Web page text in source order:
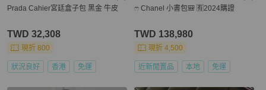
Prada Cahier宮廷盒子包 黑金 牛皮
TWD 32,308
現折 800
狀況良好 香港 免運
ෆ Chanel 小書包🎒 🈶2024購證
TWD 138,980
現折 4,500
近新閒置品 本地 免運